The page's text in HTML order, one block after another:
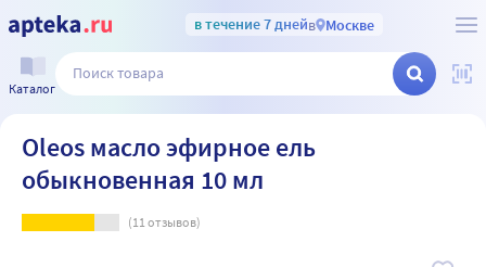
в течение 7 днейв Москве
Каталог
Oleos масло эфирное ель
обыкновенная 10 мл
(11отзывов)